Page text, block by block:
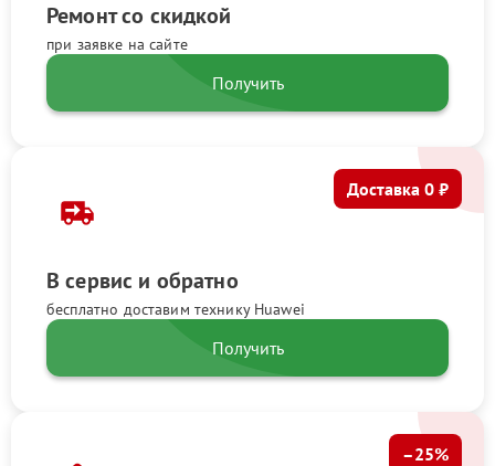
Ремонт со скидкой
при заявке на сайте
Получить
В сервис и обратно
бесплатно доставим технику Huawei
Доставка 0 ₽
Получить
–25%